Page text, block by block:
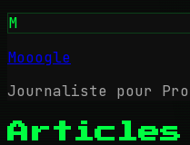
M
Mooogle
Journaliste pour
Articles